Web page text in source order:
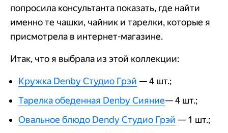
попросила консультанта показать, где найти
именно те чашки, чайник и тарелки, которые я
присмотрела в интернет-магазине.
Итак, что я выбрала из этой коллекции:
Кружка Denby Студио Грэй — 4 шт.;
Тарелка обеденная Denby Сияние— 4 шт.;
Овальное блюдо Dendy Студио Грэй — 1 шт.;